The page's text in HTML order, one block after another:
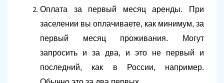
Оплата за первый месяц аренды. При
заселении вы оплачиваете, как минимум, за
первый месяц проживания. Могут
запросить и за два, и это не первый и
последний, как в России, например.